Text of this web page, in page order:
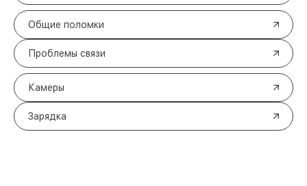
Общие поломки
Проблемы связи
Камеры
Зарядка